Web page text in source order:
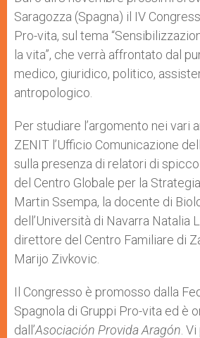
Saragozza (Spagna) il IV
Pro-vita, sul tema
la vita”, che verrà affrontato dal
medico, giuridico, politico,
antropologico.
Per studiare l’argomento nei vari
ZENIT l’Ufficio Comunicazione
sulla presenza di relatori di
del Centro Globale per la
Martin Ssempa, la docente di
dell’Università di Navarra Natalia
direttore del Centro Familiare di
Marijo Zivkovic.
Il Congresso è promosso dalla
Spagnola di Gruppi Pro-vita ed è
dall’Asociación Provida Aragón .